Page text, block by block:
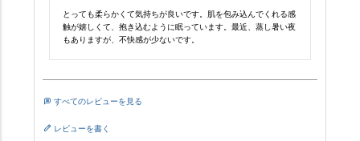
とっても柔らかくて気持ちが良いです。肌を包み込んでくれる感
触が嬉しくて、抱き込むように眠っています。最近、蒸し暑い夜
もありますが、不快感が少ないです。
すべてのレビューを見る
レビューを書く